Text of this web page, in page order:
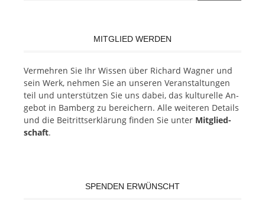
MITGLIED WERDEN
Ver­meh­ren Sie Ihr Wis­sen über Ri­chard Wag­ner und
sein Werk, neh­men Sie an un­se­ren Ver­an­stal­tun­gen
teil und un­ter­stüt­zen Sie uns da­bei, das kul­tu­rel­le An­
ge­bot in Bam­berg zu be­rei­chern. Alle wei­te­ren De­tails
und die Bei­tritts­er­klä­rung fin­den Sie un­ter Mit­glied­
schaft.
SPENDEN ERWÜNSCHT